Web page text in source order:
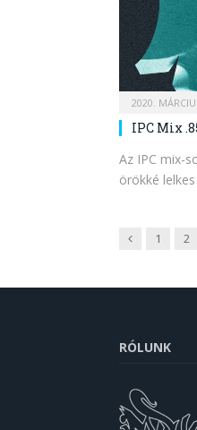
2020.
IPC Mix
Az IPC mix-
örökké
Previous
1 2
RÓLUNK